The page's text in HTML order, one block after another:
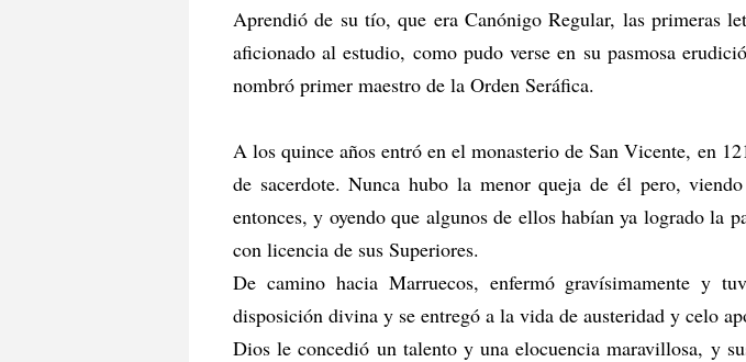
Aprendió de su tío, que era Canónigo Regular, las primeras
aficionado al estudio, como pudo verse en su pasmosa
nombró primer maestro de la Orden Seráfica.
A los quince años entró en el monasterio de San Vicente, en
de sacerdote. Nunca hubo la menor queja de él pero,
entonces, y oyendo que algunos de ellos habían ya logrado
con licencia de sus Superiores.
De camino hacia Marruecos, enfermó gravísimamente y
disposición divina y se entregó a la vida de austeridad y celo
Dios le concedió un talento y una elocuencia maravillosa, y